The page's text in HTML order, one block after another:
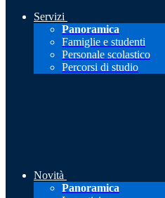
Servizi
Panoramica
Famiglie e studenti
Personale scolastico
Percorsi di studio
Novità
Panoramica